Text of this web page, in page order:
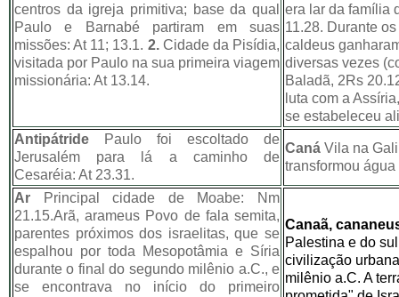
centros da igreja primitiva; base da qual
Paulo e Barnabé partiram em suas
missões: At 11; 13.1. 2.Cidade da Pisídia,
visitada por Paulo na sua primeira viagem
missionária: At 13.14.
era lar da família
11.28. Durante
caldeus
diversas vezes
Baladã, 2Rs
luta com a
se estabeleceu
Antipátride Paulo foi escoltado de
Jerusalém para lá a caminho de
Cesaréia: At 23.31.
Caná Vila na
transformou
Ar Principal cidade de Moabe: Nm
21.15.Arã, arameus Povo de fala semita,
parentes próximos dos israelitas, que se
espalhou por toda Mesopotâmia e Síria
durante o final do segundo milênio a.C., e
se encontrava no início do primeiro
Canaã,
Palestina e do
civilização
milênio a.C. A